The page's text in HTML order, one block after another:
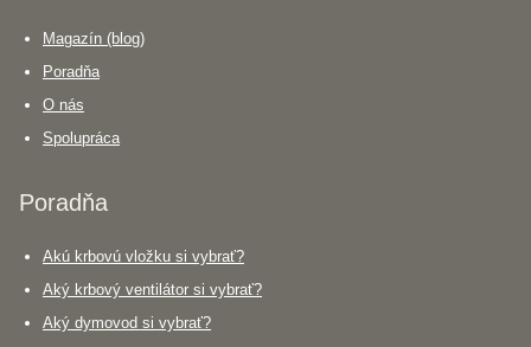
Magazín (blog)
Poradňa
O nás
Spolupráca
Poradňa
Akú krbovú vložku si vybrať?
Aký krbový ventilátor si vybrať?
Aký dymovod si vybrať?